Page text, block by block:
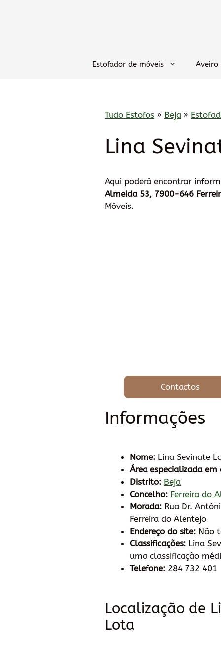
Estofador de móveis Aveiro
Tudo Estofos » Beja »
Lina
Aqui poderá encontrar
Almeida 53, 7900-646
Móveis.
Contactos
Informações
Nome: Lina Sevinate
Área especializada em
Distrito: Beja
Concelho: Ferreira do
Morada: Rua Dr.
Ferreira do Alentejo
Endereço do site: Não
Classificações: Lina
uma classificação
Telefone: 284 732 401
Localização de
Lota